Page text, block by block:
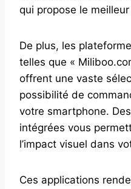
qui propose le
De plus, les
telles que «
offrent une vaste
possibilité de
votre smartphone.
intégrées vous
l’impact visuel dans
Ces applications